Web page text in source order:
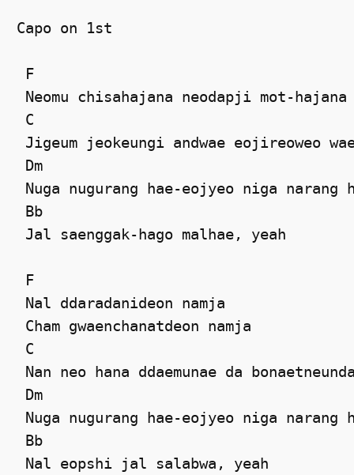
Сapo on 1st
F
Neomu chisahajana neodapji mot-
C
Jigeum jeokeungi andwae eojireoweo
Dm
Nuga nugurang hae-eojyeo niga narang
Bb
Jal saenggak-hago malhae, yeah
F
Nal ddaradanideon namja
Cham gwaenchanatdeon namja
C
Nan neo hana ddaemunae da
Dm
Nuga nugurang hae-eojyeo niga narang
Bb
Nal eopshi jal salabwa, yeah